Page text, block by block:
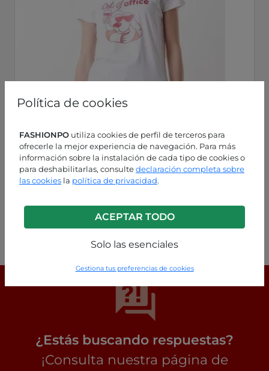
Política de cookies
FASHIONPO utiliza cookies de perfil de terceros para
ofrecerle la mejor experiencia de navegación. Para más
información sobre la instalación de cada tipo de cookies o
para deshabilitarlas, consultedeclaración completa sobre
las cookies la política de privacidad.
ACEPTAR TODO
Solo las esenciales
Gestiona tus preferencias de cookies
¿Estás buscando respuestas?
¡Consulta nuestra página de